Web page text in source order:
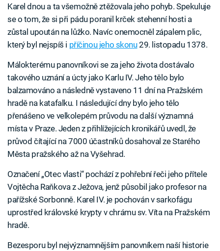
Karel dnou a ta všemožně ztěžovala jeho pohyb. Spekuluje
se o tom, že si při pádu poranil krček stehenní hosti a
zůstal upoután na lůžko. Navíc onemocněl zápalem plic,
který byl nejspíš i příčinou jeho skonu29. listopadu 1378.
Málokterému panovníkovi se za jeho života dostávalo
takového uznání a úcty jako Karlu IV. Jeho tělo bylo
balzamováno a následně vystaveno 11 dní na Pražském
hradě na katafalku. I následující dny bylo jeho tělo
přenášeno ve velkolepém průvodu na další významná
místa v Praze. Jeden z přihlížejících kronikářů uvedl, že
průvod čítající na 7000 účastníků dosahoval ze Starého
Města pražského až na Vyšehrad.
Označení „Otec vlasti“ pochází z pohřební řeči jeho přítele
Vojtěcha Raňkova z Ježova, jenž působil jako profesor na
pařížské Sorbonně. Karel IV. je pochován v sarkofágu
uprostřed královské krypty v chrámu sv. Víta na Pražském
hradě.
Bezesporu byl nejvýznamnějším panovníkem naší historie